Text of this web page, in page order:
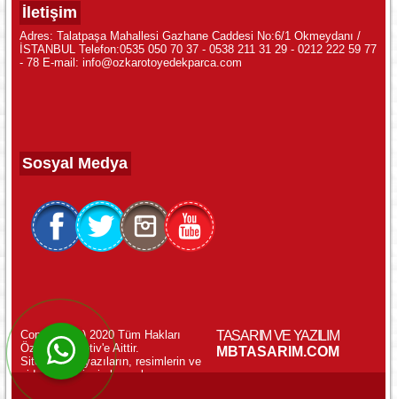
WhatsApp ile Online Destek!
İletişim
Adres: Talatpaşa Mahallesi Gazhane Caddesi No:6/1 Okmeydanı /
İSTANBUL Telefon:0535 050 70 37 - 0538 211 31 29 - 0212 222 59 77
- 78 E-mail: info@ozkarotoyedekparca.com
Sosyal Medya
Copyright (c) 2020 Tüm Hakları
Özkar Otomotiv'e Aittir.
Sitemizdeki yazıların, resimlerin ve
videoların izinsiz kopyalanması
yasaktır.
TASARIM VE YAZILIM
MBTASARIM.COM